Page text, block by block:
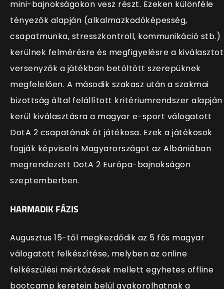
mini-bajnokságokon vesz részt. Ezeken különféle
tényezők alapján (alkalmazkodóképesség,
csapatmunka, stresszkontroll, kommunikáció stb.)
kerülnek felmérésre és megfigyelésre a
versenyzők a játékban betöltött szerepüknek
megfelelően. A második szakasz után a szakmai
bizottság által felállított kritériumrendszer alapján
kerül kiválasztásra a magyar e-sport válogatott
DotA 2 csapatának öt játékosa. Ezek a játékosok
fogják képviselni Magyarországot az Albániában
megrendezett DotA 2 Európa-bajnokságon
szeptemberben.
HARMADIK FÁZIS
Augusztus 15-től megkezdődik az 5 fős magyar
válogatott felkészítése, melyben az online
felkészülési mérkőzések mellett egyhetes offline
bootcamp keretein belül gyakorolhatnak a